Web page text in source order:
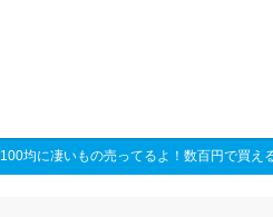
100均に凄いもの売ってるよ！数百円で買